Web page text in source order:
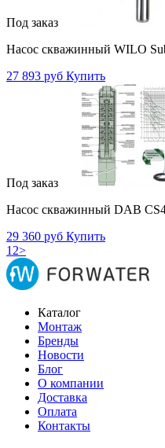
Под заказ
Насос скважинный WILO
27 893 руб Купить
Под заказ
Насос скважинный DAB
29 360 руб Купить
1 2>
Каталог
Монтаж
Бренды
Новости
Блог
О компании
Доставка
Оплата
Контакты